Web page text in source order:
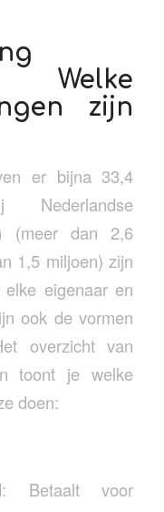
Welke
zijn
er bijna 33,4
(meer dan 2,6
1,5 miljoen) zijn
eigenaar en
ook de vormen
overzicht van
toont je welke
doen:
Betaalt voor